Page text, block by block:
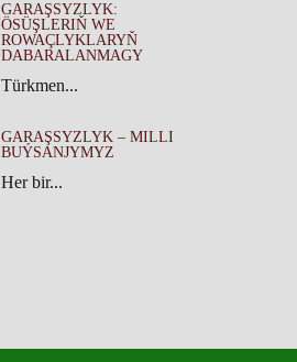
GARAŞSYZLYK:
ÖSÜŞLERIŇ WE
ROWAÇLYKLARYŇ
DABARALANMAGY
Türkmen...
GARAŞSYZLYK – MILLI
BUÝSANJYMYZ
Her bir...